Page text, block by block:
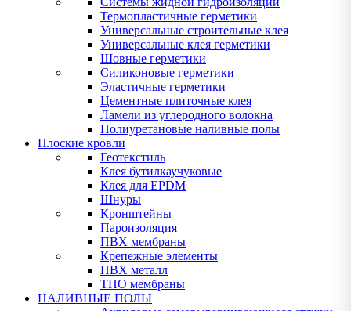
Термопластичные герметики
Универсальные строительные клея
Универсальные клея герметики
Шовные герметики
Силиконовые герметики
Эластичные герметики
Цементные плиточные клея
Ламели из углеродного волокна
Полиуретановые наливные полы
Плоские кровли
Геотекстиль
Клея бутилкаучуковые
Клея для EPDM
Шнуры
Кронштейны
Пароизоляция
ПВХ мембраны
Крепежные элементы
ПВХ металл
ТПО мембраны
НАЛИВНЫЕ ПОЛЫ